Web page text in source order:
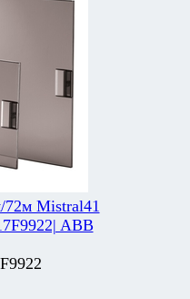
72м Mistral41
ABB